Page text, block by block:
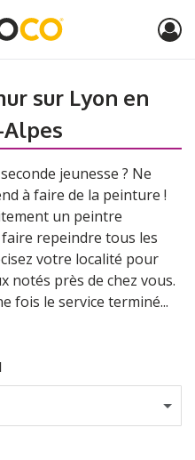
sur Lyon en
Alpes
jeunesse ? Ne
à faire de la peinture !
un peintre
repeindre tous les
votre localité pour
notés près de chez vous.
fois le service terminé...